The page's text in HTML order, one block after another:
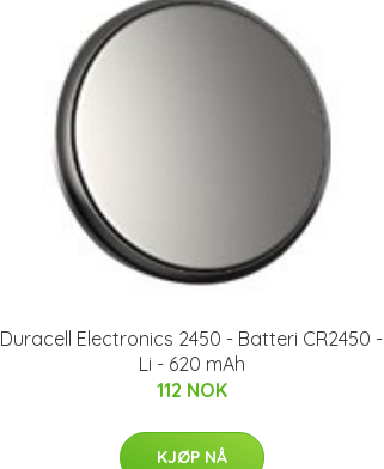
Duracell Electronics 2450 - Batteri CR2450 -
Li - 620 mAh
112 NOK
KJØP NÅ